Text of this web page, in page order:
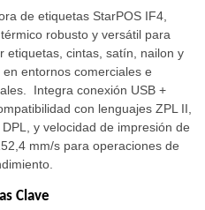
de etiquetas StarPOS IF4,
robusto y versátil para
etiquetas, cintas, satín, nailon y
en entornos comerciales e
Integra conexión USB +
con lenguajes ZPL II,
DPL, y velocidad de impresión de
mm/s para operaciones de
Clave